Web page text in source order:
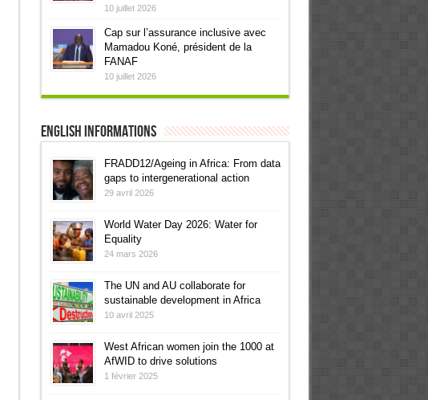
10 juillet 2026
Cap sur l’assurance inclusive avec
Mamadou Koné, président de la
FANAF
10 juillet 2026
English informations
FRADD12/Ageing in Africa: From data
gaps to intergenerational action
29 avril 2026
World Water Day 2026: Water for
Equality
24 mars 2026
The UN and AU collaborate for
sustainable development in Africa
10 avril 2025
West African women join the 1000 at
AfWID to drive solutions
1 février 2025